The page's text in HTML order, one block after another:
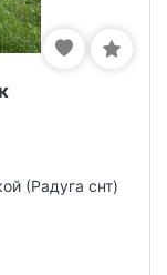
(Радуга снт)